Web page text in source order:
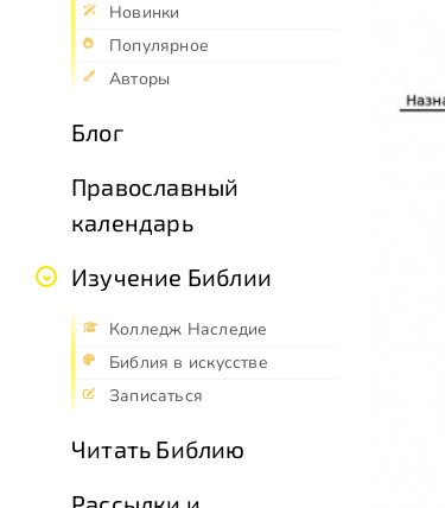
Новинки
Популярное
Авторы
Блог
Православный
календарь
Изучение Библии
Колледж Наследие
Библия в искусстве
Записаться
Читать Библию